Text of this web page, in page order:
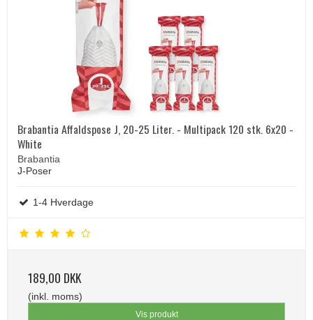
Brabantia Affaldspose J, 20-25 Liter. - Multipack 120 stk. 6x20 -
White
Brabantia
J-Poser
1-4 Hverdage
189,00 DKK
(inkl. moms)
Vis produkt